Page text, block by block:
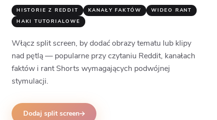
HISTORIE Z REDDIT KANAŁY FAKTÓW
WIDEO RANT
HAKI TUTORIALOWE
Włącz split screen, by dodać obrazy tematu lub klipy
nad pętlą — popularne przy czytaniu Reddit, kanałach
faktów i rant Shorts wymagających podwójnej
stymulacji.
Dodaj split screen